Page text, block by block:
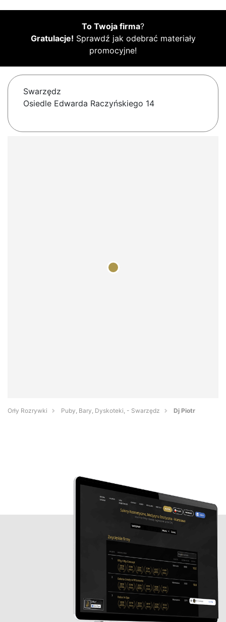
To Twoja firma?
Gratulacje! Sprawdź jak odebrać materiały
promocyjne!
Swarzędz
Osiedle Edwarda Raczyńskiego 14
Orły Rozrywki Puby, Bary, Dyskoteki, - Swarzędz Dj Piotr